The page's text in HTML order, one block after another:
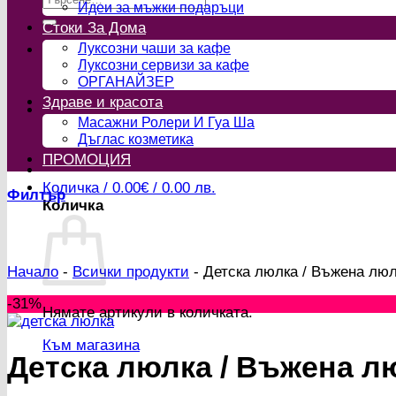
за:
Количка / 0.00€ / 0.00 лв.
Количка
Нямате артикули в количката.
Към магазина
Идеи за мъжки подаръци
Стоки За Дома
Луксозни чаши за кафе
Луксозни сервизи за кафе
ОРГАНАЙЗЕР
Здраве и красота
Масажни Ролери И Гуа Ша
Дъглас козметика
ПРОМОЦИЯ
Филтър
Начало - Всички продукти - Детска люлка / Въжена
-31%
Детска люлка / Въжена